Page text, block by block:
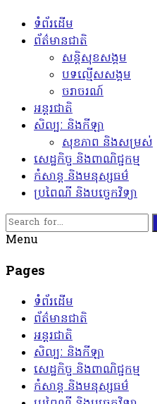
ទំព័រដើម
ព័ត៌មានជាតិ
សន្តិសុខសង្គម
បទល្មើសសង្គម
ចរាចរណ៍
អន្តរជាតិ
សិល្បៈ និងកីឡា
សុខភាព និងសម្រស់
សេដ្ឋកិច្ច និងពាណិជ្ជកម្ម
កំសាន្ត និងមនុស្សធម៌
ប្រពៃណី និងបច្ចេកវិទ្យា
Menu
Pages
ទំព័រដើម
ព័ត៌មានជាតិ
អន្តរជាតិ
សិល្បៈ និងកីឡា
សេដ្ឋកិច្ច និងពាណិជ្ជកម្ម
កំសាន្ត និងមនុស្សធម៌